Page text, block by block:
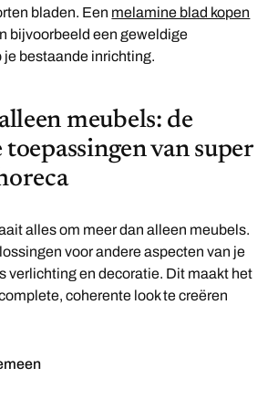
bladen. Een melamine blad kopen
bijvoorbeeld een geweldige
je bestaande inrichting.
meubels: de
van super
alles om meer dan alleen meubels.
voor andere aspecten van je
verlichting en decoratie. Dit maakt het
coherente look te creëren